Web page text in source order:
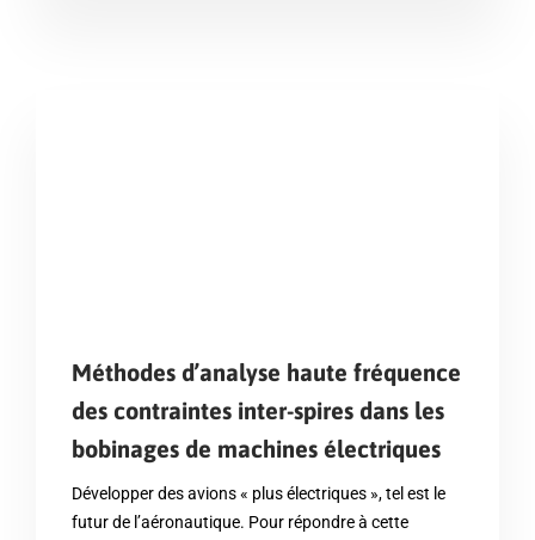
Méthodes d’analyse haute fréquence
des contraintes inter-spires dans les
bobinages de machines électriques
Développer des avions « plus électriques », tel est le
futur de l’aéronautique. Pour répondre à cette